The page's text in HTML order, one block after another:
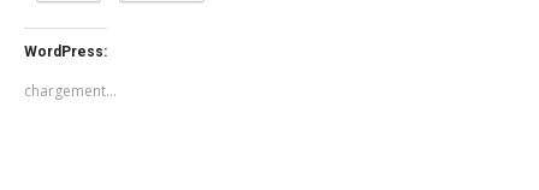
WordPress:
chargement…